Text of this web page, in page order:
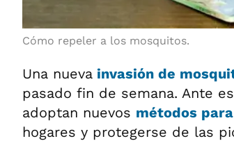
Cómo repeler a los mosquitos.
Una nueva invasión de
pasado fin de semana. Ante
adoptan nuevos métodos
hogares y protegerse de las